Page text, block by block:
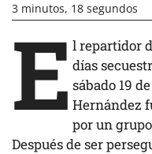
3 minutos, 18 segundos
E l repartidor
días
sábado 19
Hernández
por un
Después de ser